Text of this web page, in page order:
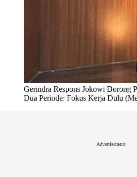
Gerindra Respons Jokowi Dorong
Dua Periode: Fokus Kerja Dulu
Advertisement